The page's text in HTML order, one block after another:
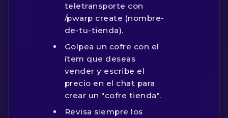
teletransporte con
/pwarp create (nombre-
de-tu-tienda).
Golpea un cofre con el
ítem que deseas
vender y escribe el
precio en el chat para
crear un "cofre tienda".
Revisa siempre los